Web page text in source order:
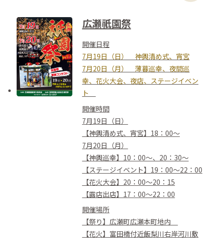
広瀬祇園祭
開催日程
7月19日（日） 神輿清め式、宵宮
7月20日（月） 薄暮巡幸、夜間巡
幸、花火大会、夜店、ステージイベン
ト
開催時間
7月19日（日）
【神輿清め式、宵宮】18：00～
7月20日（月）
【神輿巡幸】10：00～、20：30～
【ステージイベント】19：00～22：00
【花火大会】20：00～20：15
【露店出店】17：00～22：00
開催場所
【祭り】広瀬町広瀬本町地内
【花火】富田橋付近飯梨川右岸河川敷